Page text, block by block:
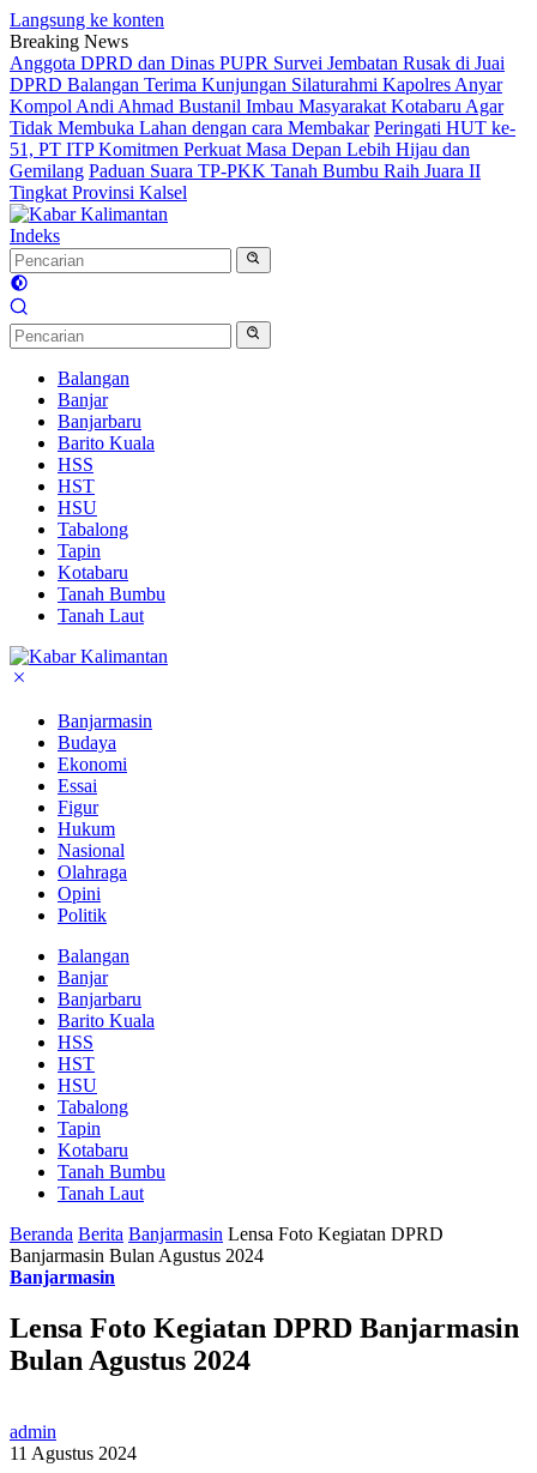
Langsung ke konten
Breaking News
Anggota DPRD dan Dinas PUPR Survei Jembatan Rusak di Juai
DPRD Balangan Terima Kunjungan Silaturahmi Kapolres Anyar
Kompol Andi Ahmad Bustanil Imbau Masyarakat Kotabaru Agar
Tidak Membuka Lahan dengan cara Membakar Peringati HUT ke-
51, PT ITP Komitmen Perkuat Masa Depan Lebih Hijau dan
Gemilang Paduan Suara TP-PKK Tanah Bumbu Raih Juara II
Tingkat Provinsi Kalsel
Indeks
Balangan
Banjar
Banjarbaru
Barito Kuala
HSS
HST
HSU
Tabalong
Tapin
Kotabaru
Tanah Bumbu
Tanah Laut
Banjarmasin
Budaya
Ekonomi
Essai
Figur
Hukum
Nasional
Olahraga
Opini
Politik
Balangan
Banjar
Banjarbaru
Barito Kuala
HSS
HST
HSU
Tabalong
Tapin
Kotabaru
Tanah Bumbu
Tanah Laut
Beranda Berita Banjarmasin Lensa Foto Kegiatan DPRD
Banjarmasin Bulan Agustus 2024
Banjarmasin
Lensa Foto Kegiatan DPRD Banjarmasin
Bulan Agustus 2024
admin
11 Agustus 2024